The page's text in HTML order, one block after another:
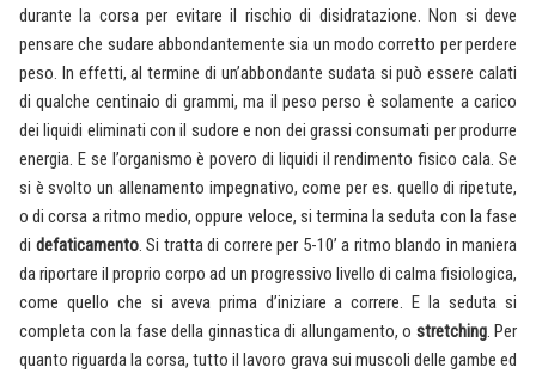
durante la corsa per evitare il rischio di disidratazione. Non si deve
pensare che sudare abbondantemente sia un modo corretto per perdere
peso. In effetti, al termine di un’abbondante sudata si può essere calati
di qualche centinaio di grammi, ma il peso perso è solamente a carico
dei liquidi eliminati con il sudore e non dei grassi consumati per produrre
energia. E se l’organismo è povero di liquidi il rendimento fisico cala. Se
si è svolto un allenamento impegnativo, come per es. quello di ripetute,
o di corsa a ritmo medio, oppure veloce, si termina la seduta con la fase
di defaticamento. Si tratta di correre per 5-10’ a ritmo blando in maniera
da riportare il proprio corpo ad un progressivo livello di calma fisiologica,
come quello che si aveva prima d’iniziare a correre. E la seduta si
completa con la fase della ginnastica di allungamento, o stretching. Per
quanto riguarda la corsa, tutto il lavoro grava sui muscoli delle gambe ed